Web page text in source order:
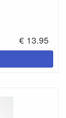
€ 13.95